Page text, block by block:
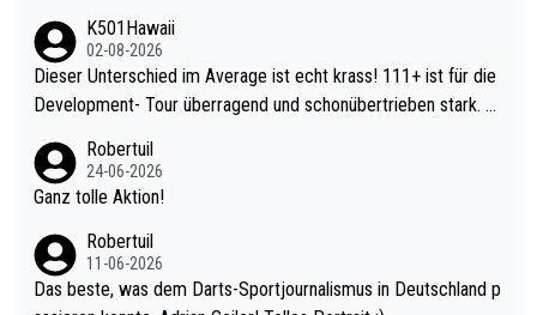
K501Hawaii
02-08-2026
Dieser Unterschied im Average ist echt krass! 111+ ist für die
Development- Tour überragend und schonübertrieben stark. U
mal 40+ erst recht. Da gewinnst keinen Blumentopf - ist ja noc
h krasser wie ein Pokalspiel eines Kreisligisten vs einem Bund
Robertuil
24-06-2026
Ganz tolle Aktion!
Robertuil
11-06-2026
Das beste, was dem Darts-Sportjournalismus in Deutschland p